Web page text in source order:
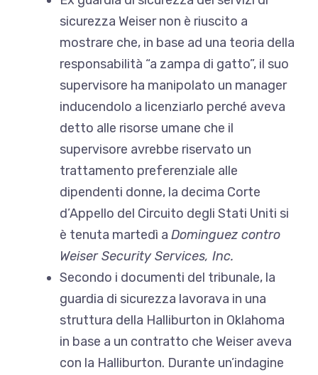
sicurezza Weisernon è riuscito a
mostrare che, in base ad una teoria della
responsabilità “a zampa di gatto”, il suo
supervisore ha manipolato un manager
inducendolo a licenziarlo perché aveva
detto alle risorse umane che il
supervisore avrebbe riservato un
trattamento preferenziale alle
dipendenti donne, la decima Corte
d’Appello del Circuito degli Stati Uniti si
è tenuta martedì a Dominguez contro
Weiser Security Services, Inc.
Secondo i documenti del tribunale, la
guardia di sicurezza lavorava in una
struttura della Halliburton in Oklahoma
in base a un contratto che Weiser aveva
con la Halliburton. Durante un’indagine